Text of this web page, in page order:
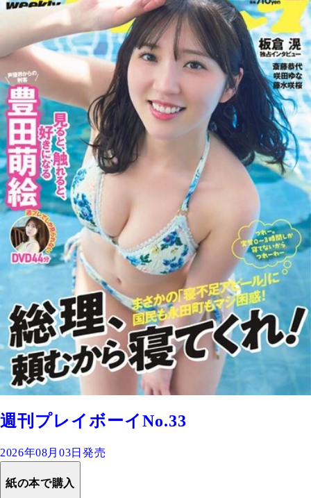
週刊プレイボーイNo.33
2026年08月03日発売
紙の本で購入